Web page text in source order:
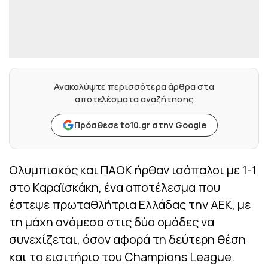
Ανακαλύψτε περισσότερα άρθρα στα
αποτελέσματα αναζήτησης
Πρόσθεσε to10.gr στην Google
Ολυμπιακός και ΠΑΟΚ ήρθαν ισόπαλοι με 1-1
στο Καραϊσκάκη, ένα αποτέλεσμα που
έστεψε πρωταθλήτρια Ελλάδας την ΑΕΚ, με
τη μάχη ανάμεσα στις δύο ομάδες να
συνεχίζεται, όσον αφορά τη δεύτερη θέση
και το εισιτήριο του Champions League.